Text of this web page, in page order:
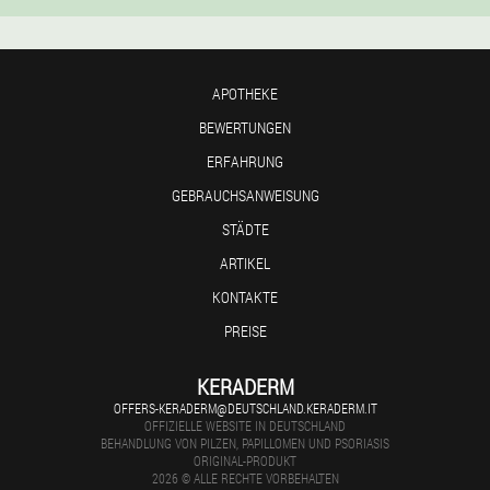
APOTHEKE
BEWERTUNGEN
ERFAHRUNG
GEBRAUCHSANWEISUNG
STÄDTE
ARTIKEL
KONTAKTE
PREISE
KERADERM
OFFERS-KERADERM@DEUTSCHLAND.KERADERM.IT
OFFIZIELLE WEBSITE IN DEUTSCHLAND
BEHANDLUNG VON PILZEN, PAPILLOMEN UND PSORIASIS
ORIGINAL-PRODUKT
2026 © ALLE RECHTE VORBEHALTEN